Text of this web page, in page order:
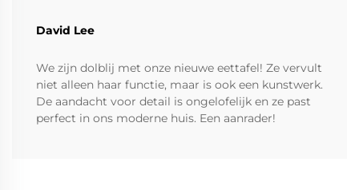
David Lee
We zijn dolblij met onze nieuwe eettafel! Ze vervult
niet alleen haar functie, maar is ook een kunstwerk.
De aandacht voor detail is ongelofelijk en ze past
perfect in ons moderne huis. Een aanrader!